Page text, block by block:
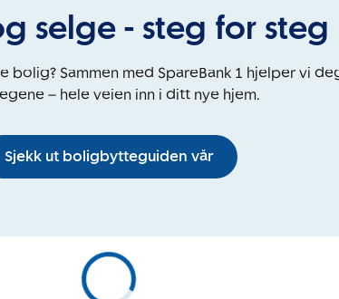
selge - steg for steg
bolig? Sammen med SpareBank 1 hjelper vi
– hele veien inn i ditt nye hjem.
Sjekk ut boligbytteguiden vår